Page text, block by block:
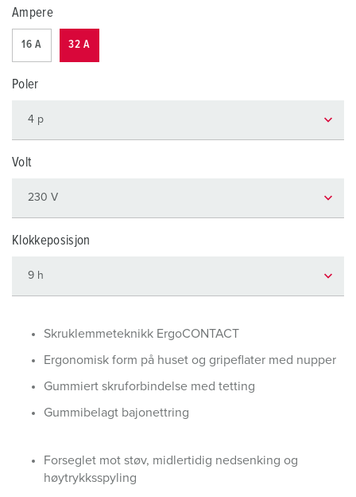
Ampere
16 A 32 A
Poler
Volt
Klokkeposisjon
Skruklemmeteknikk ErgoCONTACT
Ergonomisk form på huset og gripeflater med nupper
Gummiert skruforbindelse med tetting
Gummibelagt bajonettring
Forseglet mot støv, midlertidig nedsenking og
høytrykksspyling